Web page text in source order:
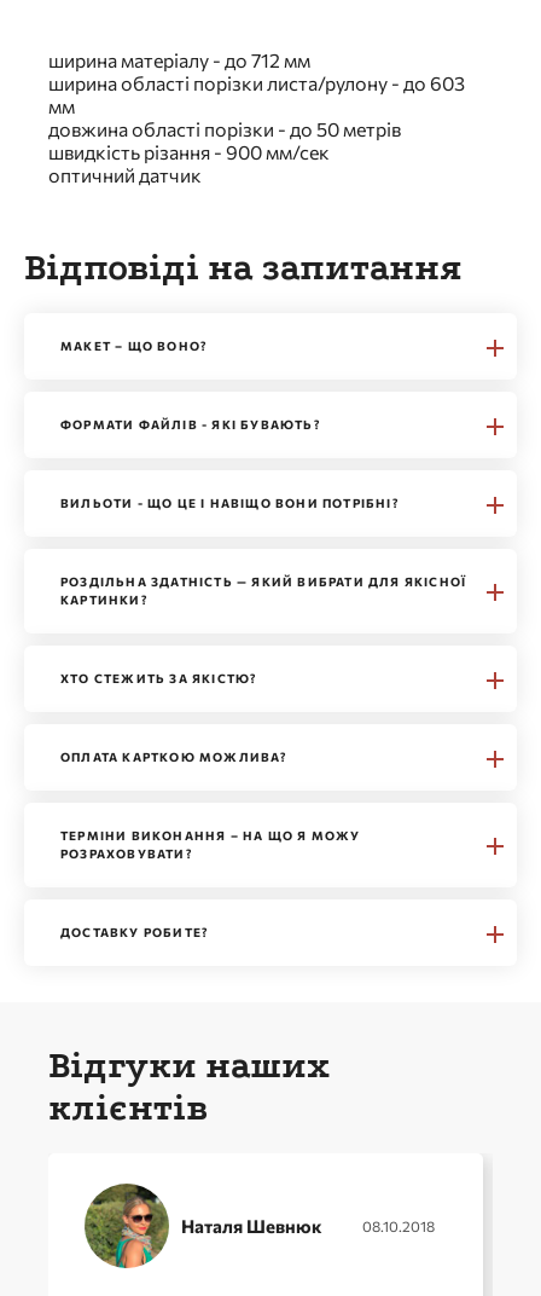
ширина матеріалу - до 712 мм
ширина області порізки листа/рулону - до 603
мм
довжина області порізки - до 50 метрів
швидкість різання - 900 мм/сек
оптичний датчик
Відповіді на запитання
МАКЕТ – ЩО ВОНО?
ФОРМАТИ ФАЙЛІВ - ЯКІ БУВАЮТЬ?
ВИЛЬОТИ - ЩО ЦЕ І НАВІЩО ВОНИ ПОТРІБНІ?
РОЗДІЛЬНА ЗДАТНІСТЬ — ЯКИЙ ВИБРАТИ ДЛЯ ЯКІСНОЇ
КАРТИНКИ?
ХТО СТЕЖИТЬ ЗА ЯКІСТЮ?
ОПЛАТА КАРТКОЮ МОЖЛИВА?
ТЕРМІНИ ВИКОНАННЯ – НА ЩО Я МОЖУ
РОЗРАХОВУВАТИ?
ДОСТАВКУ РОБИТЕ?
Відгуки наших
клієнтів
Наталя Шевнюк 08.10.2018